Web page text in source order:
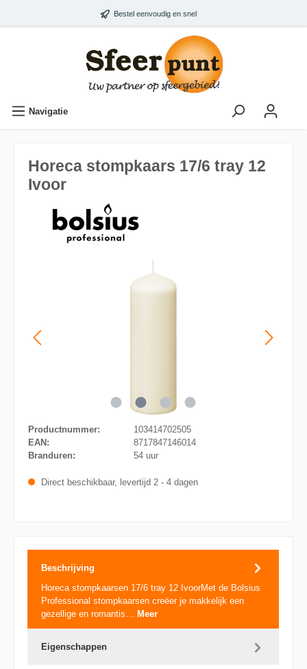
Bestel eenvoudig en snel
Navigatie
Horeca stompkaars 17/6 tray 12
Ivoor
Productnummer:
103414702505
EAN:
8717847146014
Branduren:
54 uur
Direct beschikbaar, levertijd 2 - 4 dagen
Beschrijving
Horeca stompkaarsen 17/6 tray 12 IvoorMet de Bolsius
Professional stompkaarsen creëer je makkelijk een
gezellige en romantis… Meer
Eigenschappen